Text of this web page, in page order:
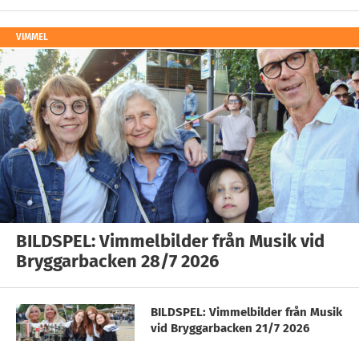
VIMMEL
BILDSPEL: Vimmelbilder från Musik vid
Bryggarbacken 28/7 2026
BILDSPEL: Vimmelbilder från Musik
vid Bryggarbacken 21/7 2026